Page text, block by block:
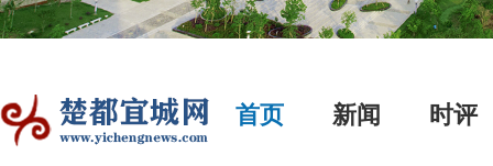
首页 新闻 时评